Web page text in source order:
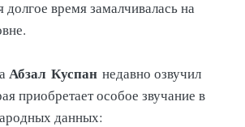
время замалчивалась на
Абзал Куспан недавно озвучил
приобретает особое звучание в
данных: